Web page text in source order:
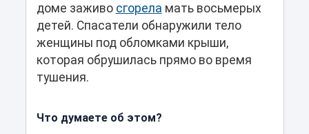
доме заживо сгорела мать восьмерых
детей. Спасатели обнаружили тело
женщины под обломками крыши,
которая обрушилась прямо во время
тушения.
Что думаете об этом?